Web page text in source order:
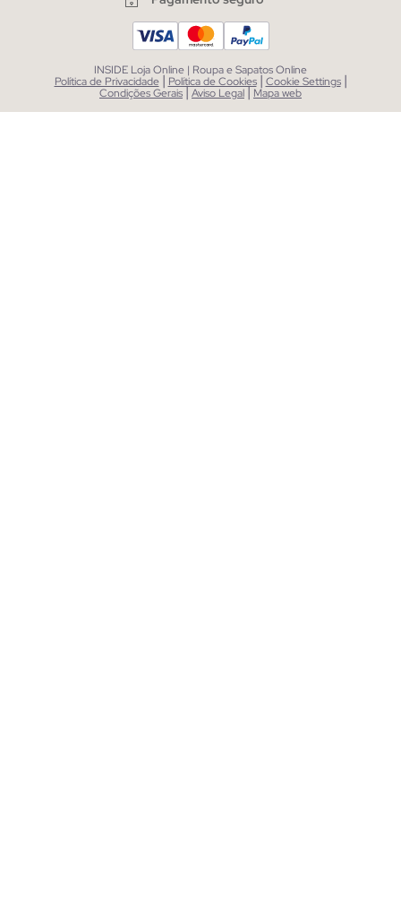
INSIDE Loja Online | Roupa e Sapatos Online
Política de Privacidade | Política de Cookies | Cookie Settings |
Condições Gerais|Aviso Legal| Mapa web